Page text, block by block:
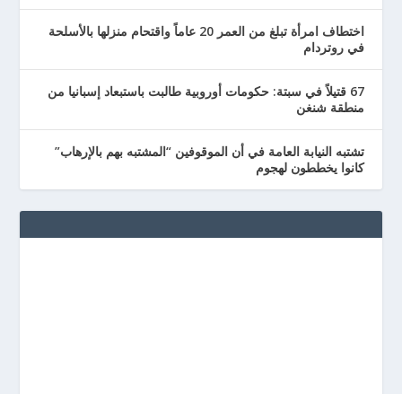
اختطاف امرأة تبلغ من العمر 20 عاماً واقتحام منزلها بالأسلحة
في روتردام
67 قتيلاً في سبتة: حكومات أوروبية طالبت باستبعاد إسبانيا من
منطقة شنغن
تشتبه النيابة العامة في أن الموقوفين “المشتبه بهم بالإرهاب”
كانوا يخططون لهجوم